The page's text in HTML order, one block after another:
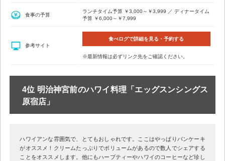
食事の予算
ランチタイム予算 ￥3,000～￥3,999 ／ ディナータイム
予算 ￥6,000～￥7,999
参考サイト
食べログで詳細を見る・予約する
※最新情報は必ずリンク先をご確認ください。
4位 明治神宮前のハワイ料理「エッグスンシングス
原宿店」
ハワイアンな雰囲気で、とてもおしゃれです。ここはやっぱりパンケーキ
がオススメ！クリームたっぷりでボリュームがあるので数人でシェアする
ことをオススメします。他にもハーブティーやハワイのコーヒーなど珍し